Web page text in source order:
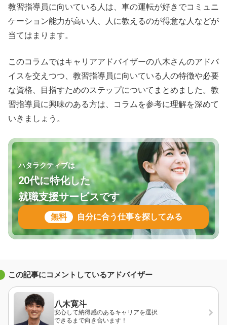
教習指導員に向いている人は、車の運転が好きでコミュニ
ケーション能力が高い人、人に教えるのが得意な人などが
当てはまります。
このコラムではキャリアアドバイザーの八木さんのアドバ
イスを交えつつ、教習指導員に向いている人の特徴や必要
な資格、目指すためのステップについてまとめました。教
習指導員に興味のある方は、コラムを参考に理解を深めて
いきましょう。
ハタラクティブは
20代に特化した
就職支援サービスです
無料 自分に合う仕事を探してみる
この記事にコメントしているアドバイザー
八木寛斗
安心して納得感のあるキャリアを選択
できるまで向き合います！